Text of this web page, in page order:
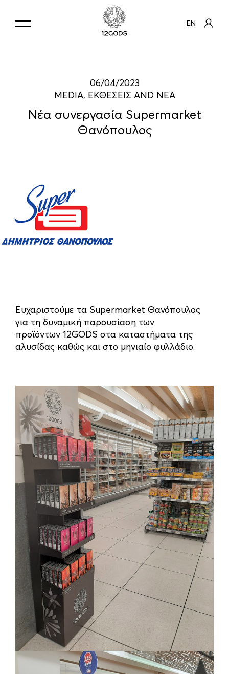
EN
06/04/2023
MEDIA, ΕΚΘΕΣΕΙΣ AND ΝΕΑ
Νέα συνεργασία Supermarket
Θανόπουλος
Ευχαριστούμε τα Supermarket Θανόπουλος
για τη δυναμική παρουσίαση των
προϊόντων 12GODS στα καταστήματα της
αλυσίδας καθώς και στο μηνιαίο φυλλάδιο.